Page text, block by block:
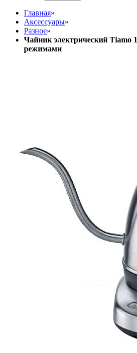
Главная»
Аксессуары»
Разное»
Чайник электрический Tiamo
режимами